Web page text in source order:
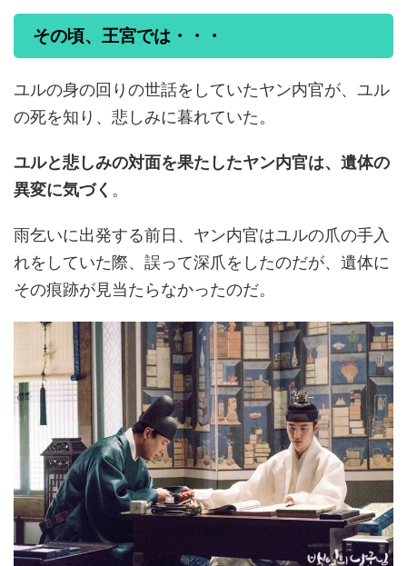
その頃、王宮では・・・
ユルの身の回りの世話をしていたヤン内官が、ユル
の死を知り、悲しみに暮れていた。
ユルと悲しみの対面を果たしたヤン内官は、遺体の
異変に気づく 。
雨乞いに出発する前日、ヤン内官はユルの爪の手入
れをしていた際、誤って深爪をしたのだが、遺体に
その痕跡が見当たらなかったのだ。